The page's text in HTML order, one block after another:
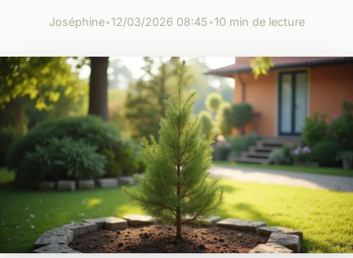
Joséphine•12/03/2026 08:45•10 min de lecture